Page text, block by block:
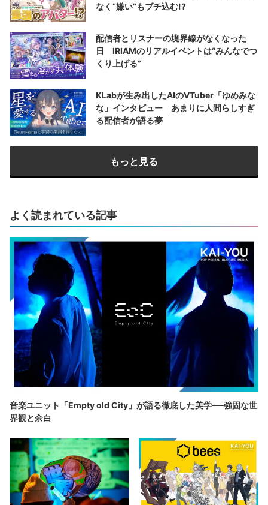
なく“嫌い”もブチ込む!?
配信者とリスナーの境界線がなくなった
日 IRIAMのリアルイベントは“みんなでつ
くり上げる”
KLabが生み出したAIのVTuber「ゆめみな
な」インタビュー あまりに人間らしすぎ
る配信者が語る夢
もっと見る
よく読まれている記事
音楽ユニット「Empty old City」が語る徹底した美学──強固な世
界観と余白